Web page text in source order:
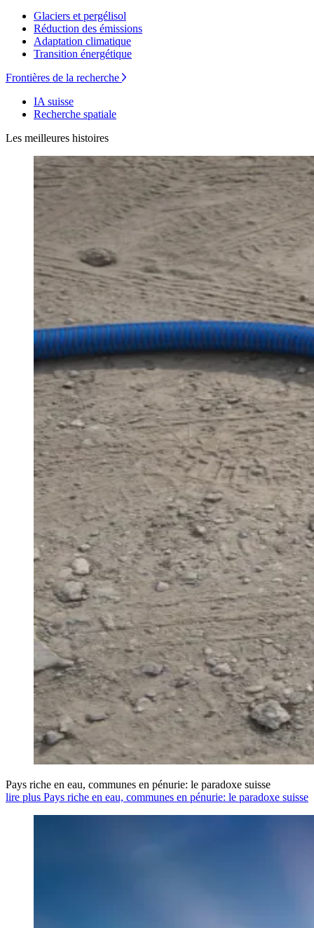
Glaciers et pergélisol
Réduction des émissions
Adaptation climatique
Transition énergétique
Frontières de la recherche
IA suisse
Recherche spatiale
Les meilleures histoires
Pays riche en eau, communes en pénurie: le paradoxe suisse
lire plus Pays riche en eau, communes en pénurie: le paradoxe suisse